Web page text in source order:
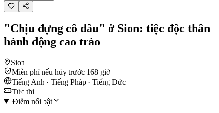
"Chịu đựng cô dâu" ở Sion: tiệc độc thân
hành động cao trào
Sion
Miễn phí nếu hủy trước 168 giờ
Tiếng Anh · Tiếng Pháp · Tiếng Đức
Tức thì
Điểm nổi bật